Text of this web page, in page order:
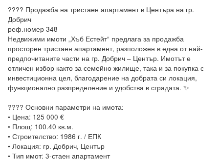
???? Продажба на тристаен апартамент в Центъра на гр.
Добрич
реф.номер 348
Недвижими имоти „Хъб Естейт“ предлага за продажба
просторен тристаен апартамент, разположен в една от най-
предпочитаните части на гр. Добрич – Център. Имотът е
отличен избор както за семейно жилище, така и за покупка с
инвестиционна цел, благодарение на добрата си локация,
функционално разпределение и удобства в сградата. ✨
???? Основни параметри на имота:
• Цена: 125 000 €
• Площ: 100.40 кв.м.
• Строителство: 1986 г. / ЕПК
• Локация: гр. Добрич, Център
• Тип имот: 3-стаен апартамент